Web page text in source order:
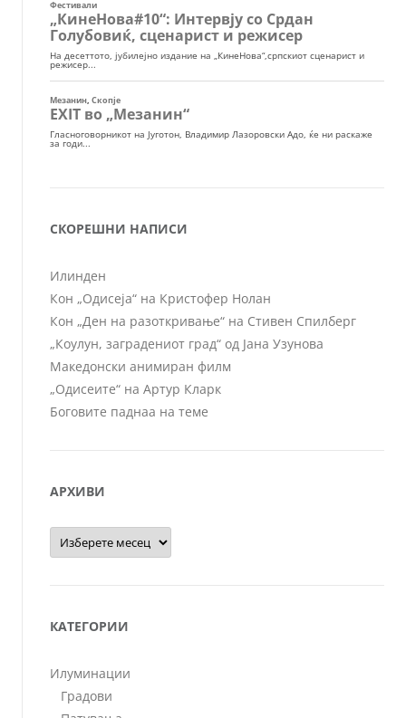
СКОРЕШНИ НАПИСИ
Илинден
Кон „Одисеја“ на Кристофер Нолан
Кон „Ден на разоткривање“ на Стивен Спилберг
„Коулун, заградениот град“ од Јана Узунова
Македонски анимиран филм
„Одисеите“ на Артур Кларк
Боговите паднаа на теме
АРХИВИ
Архиви
КАТЕГОРИИ
Илуминации
Градови